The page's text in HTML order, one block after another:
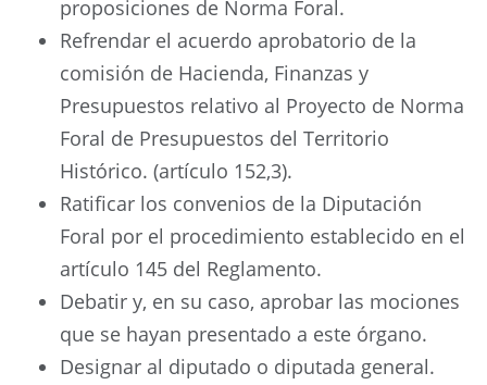
proposiciones de Norma Foral.
Refrendar el acuerdo aprobatorio de la
comisión de Hacienda, Finanzas y
Presupuestos relativo al Proyecto de Norma
Foral de Presupuestos del Territorio
Histórico. (artículo 152,3).
Ratificar los convenios de la Diputación
Foral por el procedimiento establecido en el
artículo 145 del Reglamento.
Debatir y, en su caso, aprobar las mociones
que se hayan presentado a este órgano.
Designar al diputado o diputada general.